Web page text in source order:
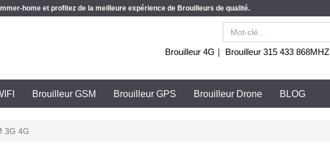
home et profitez de la meilleure expérience de Brouilleurs de qualité.
Brouilleur 4G | Brouilleur 315 433 868MHZ
Brouilleur GSM Brouilleur GPS Brouilleur Drone BLOG
3G 4G